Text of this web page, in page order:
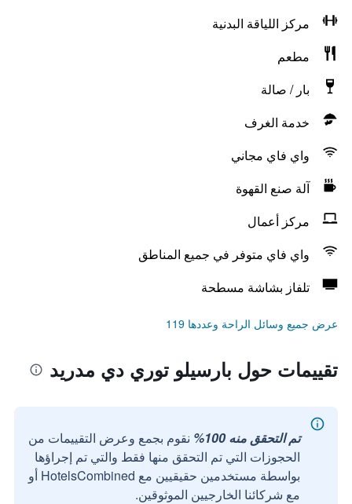
مركز اللياقة البدنية
مطعم
بار / صالة
خدمة الغرف
واي فاي مجاني
آلة صنع القهوة
مركز أعمال
واي فاي متوفر في جميع المناطق
تلفاز بشاشة مسطحة
عرض جميع وسائل الراحة وعددها 119
تقييمات حول بارسيلو توري دي مدريد
تم التحقق منه 100%
نقوم بجمع وعرض التقييمات من
الحجوزات التي تم التحقق منها فقط والتي تم إجراؤها
بواسطة مستخدمين حقيقيين مع HotelsCombined أو
مع شركائنا الخارجيين الموثوقين.